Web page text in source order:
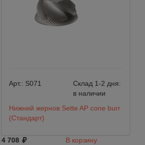
Арт.: S071
Склад 1-2 дня:
в наличии
Нижний жернов Sette AP cone burr
(Стандарт)
4 708
В корзину